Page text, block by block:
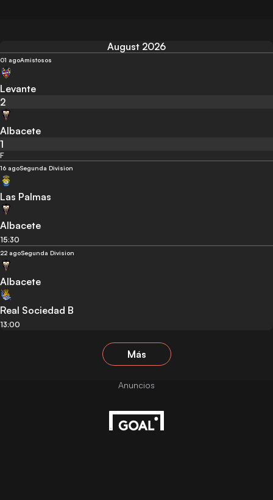
August 2026
01 agoAmistosos
Levante
2
Albacete
1
F
16 agoSegunda Division
Las Palmas
Albacete
15:30
22 agoSegunda Division
Albacete
Real Sociedad B
13:00
Más